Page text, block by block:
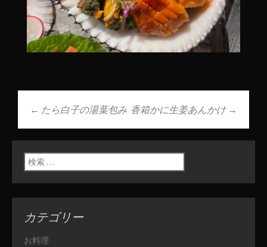
投稿ナビゲーショ
ン
← たら白子の湯葉包み 香箱かに生姜あんかけ →
検索:
カテゴリー
お料理